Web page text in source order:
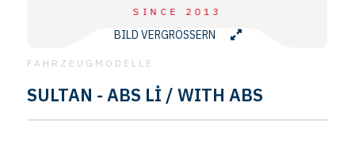
SINCE 2013
BILD VERGRÖSSERN
FAHRZEUGMODELLE
SULTAN - ABS Lİ / WITH ABS